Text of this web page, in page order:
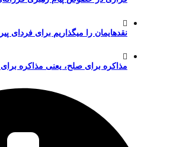
نقدهایمان را میگذاریم برای فردای
مذاکره برای صلح، یعنی مذاکره برای